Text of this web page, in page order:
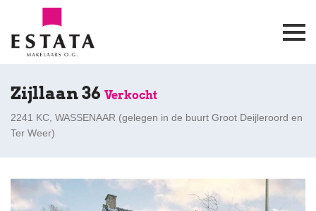
Zijllaan 36 Verkocht
2241 KC, WASSENAAR (gelegen in de buurt Groot Deijleroord en
Ter Weer)